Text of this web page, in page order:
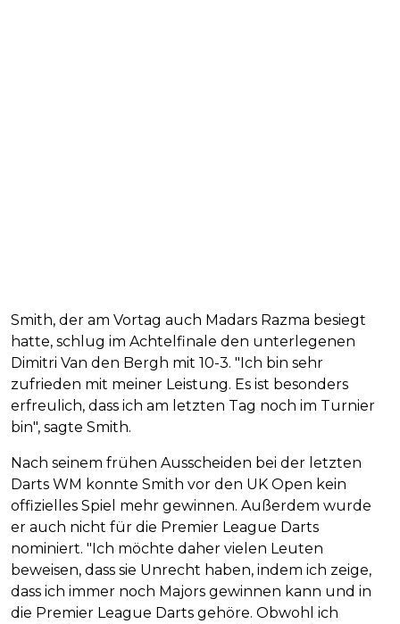
Smith, der am Vortag auch Madars Razma besiegt
hatte, schlug im Achtelfinale den unterlegenen
Dimitri Van den Bergh mit 10-3. "Ich bin sehr
zufrieden mit meiner Leistung. Es ist besonders
erfreulich, dass ich am letzten Tag noch im Turnier
bin", sagte Smith.
Nach seinem frühen Ausscheiden bei der letzten
Darts WM konnte Smith vor den UK Open kein
offizielles Spiel mehr gewinnen. Außerdem wurde
er auch nicht für die Premier League Darts
nominiert. "Ich möchte daher vielen Leuten
beweisen, dass sie Unrecht haben, indem ich zeige,
dass ich immer noch Majors gewinnen kann und in
die Premier League Darts gehöre. Obwohl ich